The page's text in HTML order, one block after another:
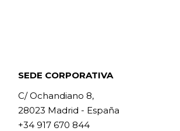
SEDE CORPORATIVA
C/ Ochandiano 8,
28023 Madrid - España
+34 917 670 844